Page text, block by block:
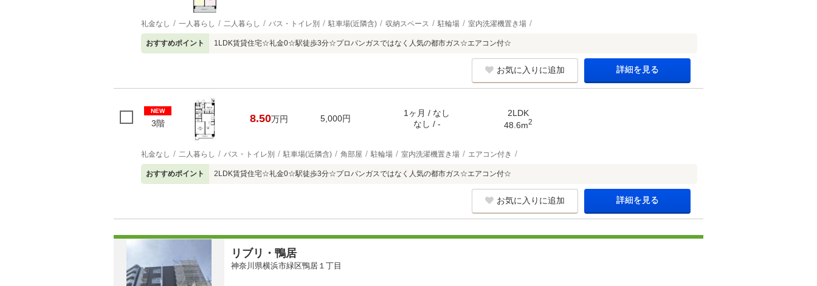
礼金なし 一人暮らし 二人暮らし バス・トイレ別 駐車場(近隣含) 収納スペース 駐輪場 室内洗濯機置き場
おすすめポイント 1LDK賃貸住宅☆礼金0☆駅徒歩3分☆プロパンガスではなく人気の都市ガス☆エアコン付☆
お気に入りに追加 詳細を見る
NEW
3階 8.50万円 5,000円
1ヶ月 / なし
なし / -
2LDK
48.6m2
礼金なし 二人暮らし バス・トイレ別 駐車場(近隣含) 角部屋 駐輪場 室内洗濯機置き場 エアコン付き
おすすめポイント 2LDK賃貸住宅☆礼金0☆駅徒歩3分☆プロパンガスではなく人気の都市ガス☆エアコン付☆
お気に入りに追加 詳細を見る
リブリ・鴨居
神奈川県横浜市緑区鴨居１丁目